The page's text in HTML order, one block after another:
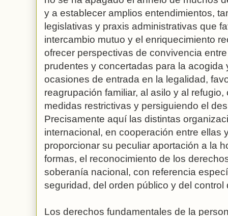
y a establecer amplios entendimientos,
legislativas y praxis administrativas que
intercambio mutuo y el enriquecimiento
ofrecer perspectivas de convivencia
prudentes y concertadas para la acogida
ocasiones de entrada en la legalidad,
reagrupación familiar, al asilo y al
medidas restrictivas y persiguiendo el
Precisamente aquí las distintas
internacional, en cooperación entre ellas
proporcionar su peculiar aportación a la
formas, el reconocimiento de los
soberanía nacional, con referencia
seguridad, del orden público y del control
Los derechos fundamentales de la